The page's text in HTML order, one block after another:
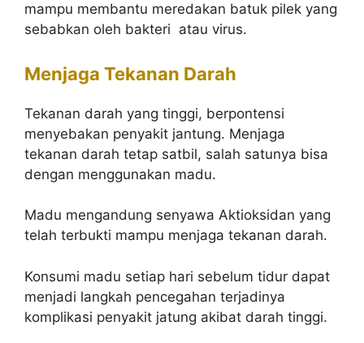
mampu membantu meredakan batuk pilek yang
sebabkan oleh bakteri atau virus.
Menjaga Tekanan Darah
Tekanan darah yang tinggi, berpontensi
menyebakan penyakit jantung. Menjaga
tekanan darah tetap satbil, salah satunya bisa
dengan menggunakan madu.
Madu mengandung senyawa Aktioksidan yang
telah terbukti mampu menjaga tekanan darah.
Konsumi madu setiap hari sebelum tidur dapat
menjadi langkah pencegahan terjadinya
komplikasi penyakit jatung akibat darah tinggi.